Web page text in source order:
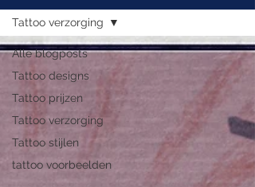
Alle blogposts
Tattoo designs
Tattoo prijzen
Tattoo verzorging
Tattoo stijlen
tattoo voorbeelden
Tattoo verzorging